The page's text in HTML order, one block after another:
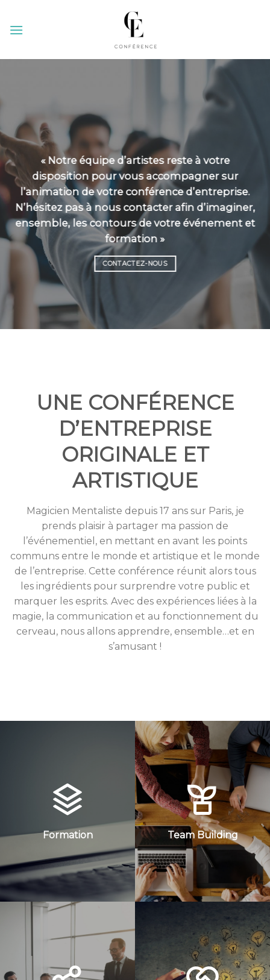
content
« Notre équipe d’artistes reste à votre
disposition pour vous accompagner sur
l’animation de votre conférence d’entreprise.
N’hésitez pas à nous contacter afin d’imaginer,
ensemble, les contours de votre événement et
formation »
CONTACTEZ-NOUS
UNE CONFÉRENCE
D’ENTREPRISE
ORIGINALE ET
ARTISTIQUE
Magicien Mentaliste depuis 17 ans sur Paris, je
prends plaisir à partager ma passion de
l’événementiel, en mettant en avant les points
communs entre le monde et artistique et le monde
de l’entreprise. Cette conférence réunit alors tous
les ingrédients pour surprendre votre public et
marquer les esprits. Avec des expériences liées à la
magie, la communication et au fonctionnement du
cerveau, nous allons apprendre, ensemble…et en
s’amusant !
Formation Team Building